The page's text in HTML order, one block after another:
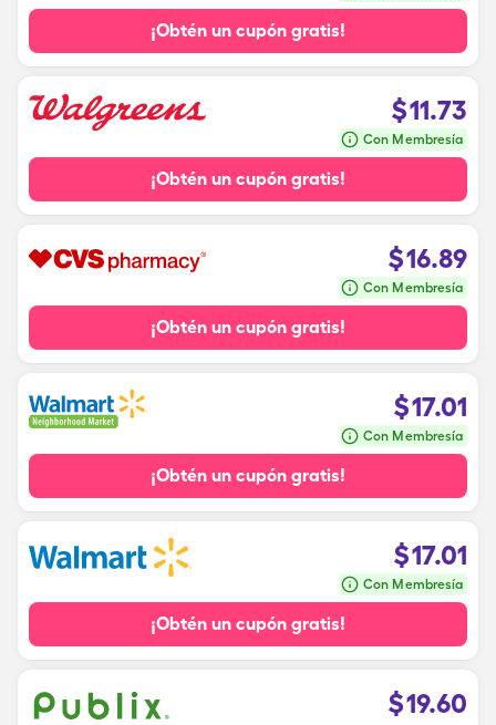
¡Obtén un cupón gratis!
$11.73
Con Membresía
¡Obtén un cupón gratis!
$16.89
Con Membresía
¡Obtén un cupón gratis!
$17.01
Con Membresía
¡Obtén un cupón gratis!
$17.01
Con Membresía
¡Obtén un cupón gratis!
$19.60